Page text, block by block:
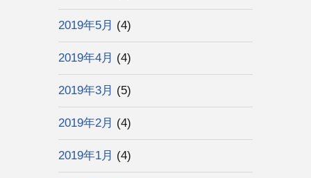
2019年5月 (4)
2019年4月 (4)
2019年3月 (5)
2019年2月 (4)
2019年1月 (4)